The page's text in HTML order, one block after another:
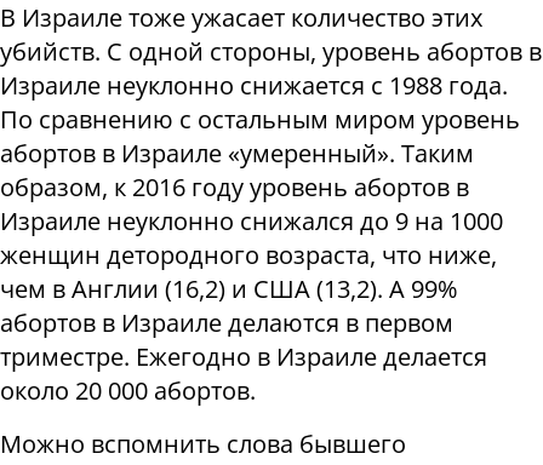
В Израиле тоже ужасает количество этих
убийств. С одной стороны, уровень абортов в
Израиле неуклонно снижается с 1988 года.
По сравнению с остальным миром уровень
абортов в Израиле «умеренный». Таким
образом, к 2016 году уровень абортов в
Израиле неуклонно снижался до 9 на 1000
женщин детородного возраста, что ниже,
чем в Англии (16,2) и США (13,2). А 99%
абортов в Израиле делаются в первом
триместре. Ежегодно в Израиле делается
около 20 000 абортов.
Можно вспомнить слова бывшего